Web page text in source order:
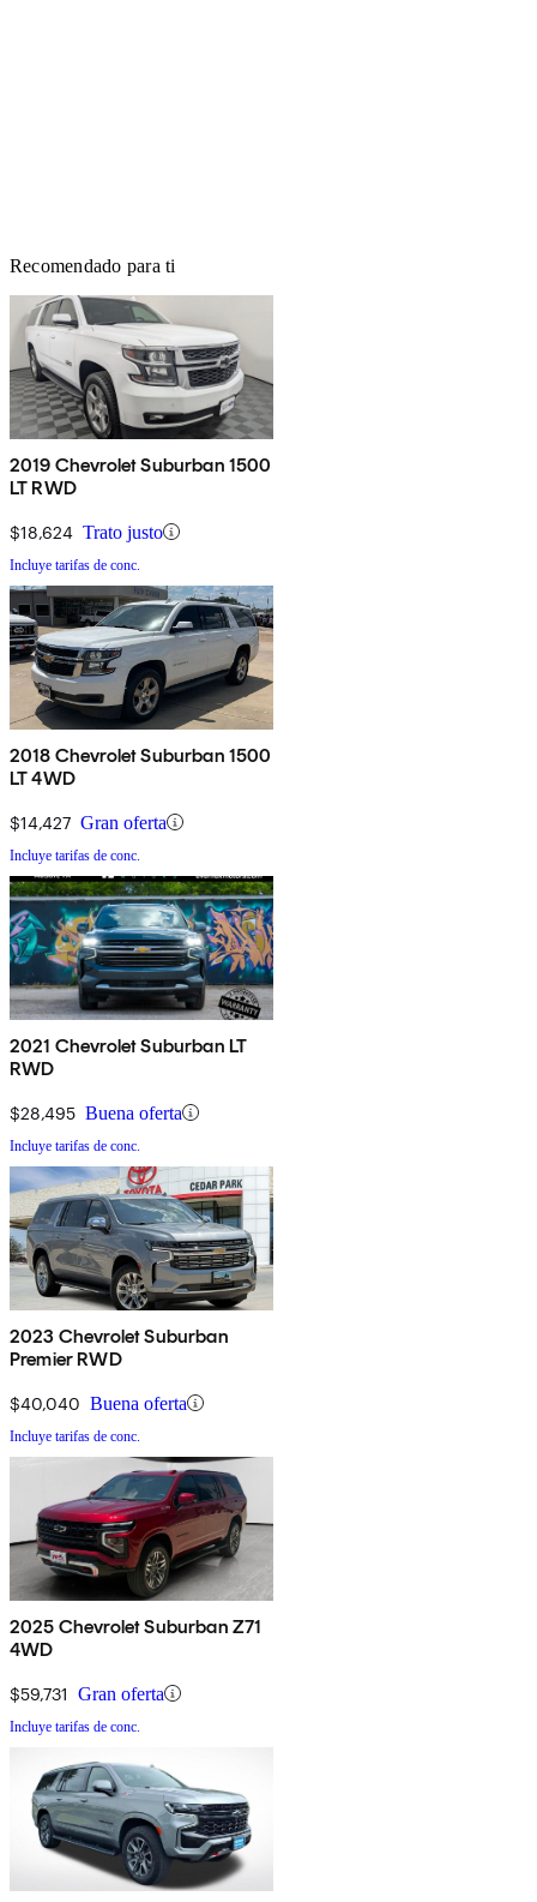
Recomendado para ti
2019 Chevrolet Suburban 1500
LT RWD
$18,624 Trato justo
Incluye tarifas de conc.
2018 Chevrolet Suburban 1500
LT 4WD
$14,427 Gran oferta
Incluye tarifas de conc.
2021 Chevrolet Suburban LT
RWD
$28,495 Buena oferta
Incluye tarifas de conc.
2023 Chevrolet Suburban
Premier RWD
$40,040 Buena oferta
Incluye tarifas de conc.
2025 Chevrolet Suburban Z71
4WD
$59,731 Gran oferta
Incluye tarifas de conc.